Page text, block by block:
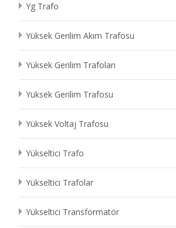
Yg Trafo
Yüksek Gerilim Akım Trafosu
Yüksek Gerilim Trafoları
Yüksek Gerilim Trafosu
Yüksek Voltaj Trafosu
Yükseltici Trafo
Yükseltici Trafolar
Yükseltici Transformatör